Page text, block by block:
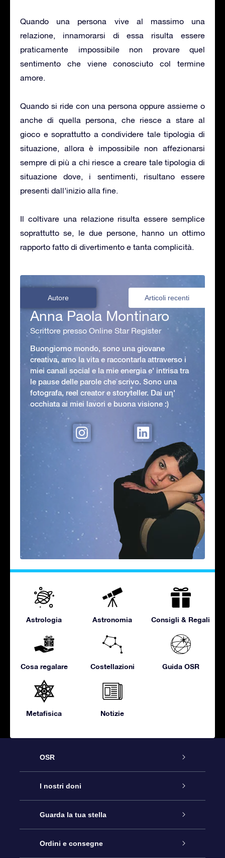
Quando una persona vive al massimo una
relazione, innamorarsi di essa risulta essere
praticamente impossibile non provare quel
sentimento che viene conosciuto col termine
amore.
Quando si ride con una persona oppure assieme o
anche di quella persona, che riesce a stare al
gioco e soprattutto a condividere tale tipologia di
situazione, allora è impossibile non affezionarsi
sempre di più a chi riesce a creare tale tipologia di
situazione dove, i sentimenti, risultano essere
presenti dall’inizio alla fine.
Il coltivare una relazione risulta essere semplice
soprattutto se, le due persone, hanno un ottimo
rapporto fatto di divertimento e tanta complicità.
Autore Articoli recenti
Anna Paola Montinaro
Scrittore presso Online Star Register
Buongiorno mondo, sono una giovane
creativa, amo la vita e raccontarla attraverso i
miei canali social e la mie energia e' intrisa tra
le pause delle parole che scrivo. Sono una
fotografa, reel creator e storyteller. Dai un'
occhiata ai miei lavori e buona visione :)
Astrologia Astronomia Consigli & Regali
Cosa regalare Costellazioni Guida OSR
Metafisica Notizie
OSR
Assistenza
Contattaci
Blog
I nostri doni
Online Star Gift
Pacchetto regalo OSR
Guarda la tua stella
Registro stellare
Ordini e consegne